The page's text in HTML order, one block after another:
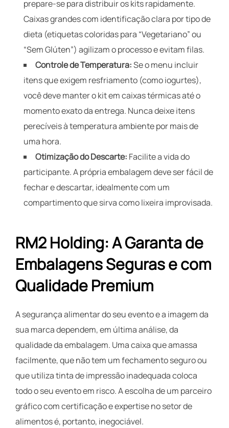
prepare-se para distribuir os kits rapidamente.
Caixas grandes com identificação clara por tipo de
dieta (etiquetas coloridas para “Vegetariano” ou
“Sem Glúten”) agilizam o processo e evitam filas.
Controle de Temperatura:Se o menu incluir
itens que exigem resfriamento (como iogurtes),
você deve manter o kit em caixas térmicas até o
momento exato da entrega. Nunca deixe itens
perecíveis à temperatura ambiente por mais de
uma hora.
Otimização do Descarte: Facilite a vida do
participante. A própria embalagem deve ser fácil de
fechar e descartar, idealmente com um
compartimento que sirva como lixeira improvisada.
RM2 Holding: A Garanta de
Embalagens Seguras e com
Qualidade Premium
A segurança alimentar do seu evento e a imagem da
sua marca dependem, em última análise, da
qualidade da embalagem. Uma caixa que amassa
facilmente, que não tem um fechamento seguro ou
que utiliza tinta de impressão inadequada coloca
todo o seu evento em risco. A escolha de um parceiro
gráfico com certificação e expertise no setor de
alimentos é, portanto, inegociável.